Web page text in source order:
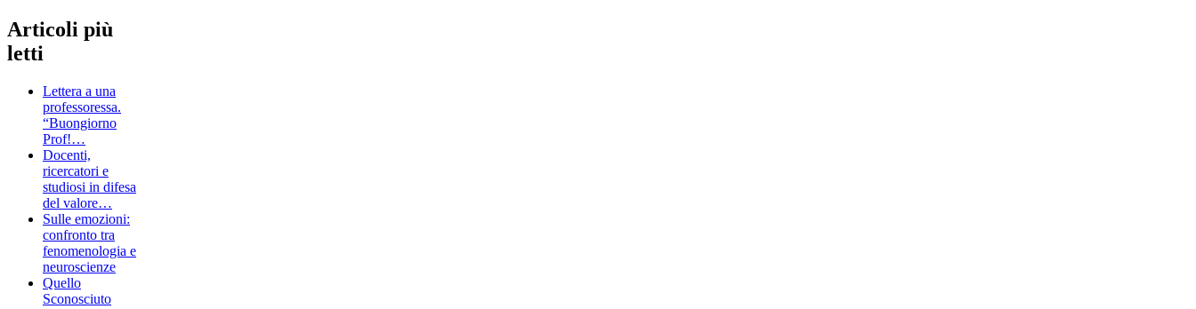
Articoli più
letti
Lettera a una
professoressa.
“Buongiorno
Prof!…
Docenti,
ricercatori e
studiosi in difesa
del valore…
Sulle emozioni:
confronto tra
fenomenologia e
neuroscienze
Quello
Sconosciuto